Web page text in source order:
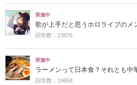
実施中
歌が上手だと思うホロライブのメ
回答数：23876
実施中
ラーメンって日本食？それとも中
回答数：19658